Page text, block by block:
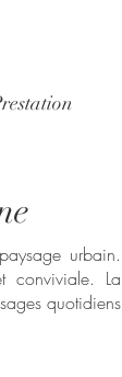
urbain.
conviviale. La
quotidiens